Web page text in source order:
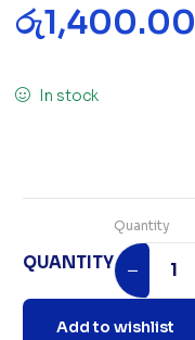
රු1,400.00
In stock
QUANTITY
Quantity
Add to wishlist